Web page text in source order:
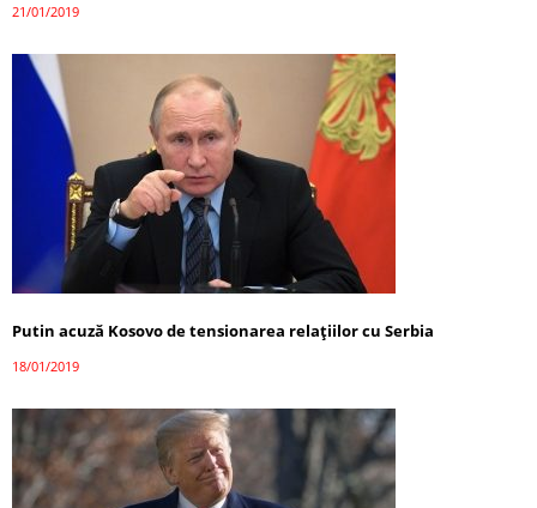
21/01/2019
Putin acuză Kosovo de tensionarea relaţiilor cu Serbia
18/01/2019